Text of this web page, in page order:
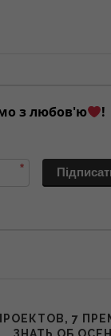
з любов'ю !
*
7